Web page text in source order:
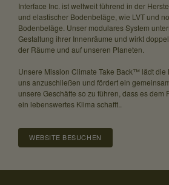
Interface Inc. ist weltweit führend in der
und elastischer Bodenbeläge, wie LVT und
Bodenbeläge. Unser modulares System
Gestaltung ihrer Innenräume und wirkt
der Räume und auf unseren Planeten.
Unsere Mission Climate Take Back™ lädt die
uns anzuschließen und fördert ein
unsere Geschäfte so zu führen, dass es dem
ein lebenswertes Klima schafft..
WEBSITE BESUCHEN